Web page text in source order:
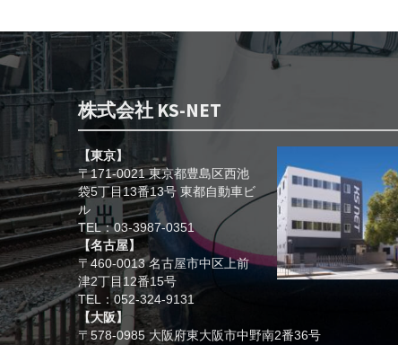
株式会社 KS-NET
【東京】
〒171-0021 東京都豊島区西池
袋5丁目13番13号 東都自動車ビ
ル
TEL：03-3987-0351
【名古屋】
〒460-0013 名古屋市中区上前
津2丁目12番15号
TEL：052-324-9131
【大阪】
〒578-0985 大阪府東大阪市中野南2番36号